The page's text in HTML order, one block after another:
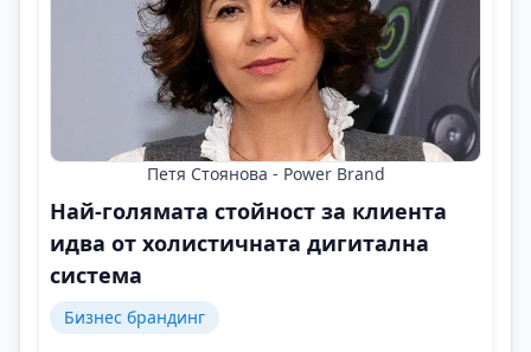
Петя Стоянова - Power Brand
Най-голямата стойност за клиента
идва от холистичната дигитална
система
Бизнес брандинг